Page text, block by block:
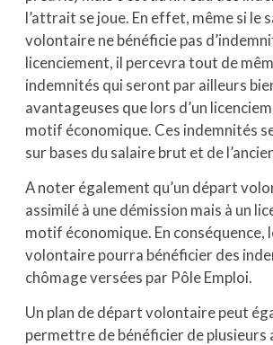
l’attrait se joue. En effet, même si le
volontaire ne bénéficie pas
licenciement, il percevra tout de
indemnités qui seront par ailleurs
avantageuses que lors d’un
motif économique. Ces indemnités
sur bases du salaire brut et de
A noter également qu’un départ
assimilé à une démission mais à un
motif économique. En conséquence,
volontaire pourra bénéficier des
chômage versées par Pôle Emploi.
Un plan de départ volontaire peut
permettre de bénéficier de plusieurs